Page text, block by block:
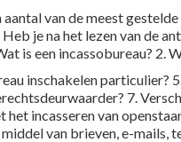
van de meest
je na het lezen van de
is een incassobureau? 2.
inschakelen particulier?
7.
het incasseren van
van brieven, e-mails,